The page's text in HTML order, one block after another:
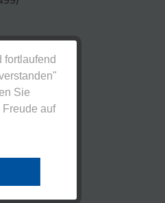
fortlaufend
Sie
auf